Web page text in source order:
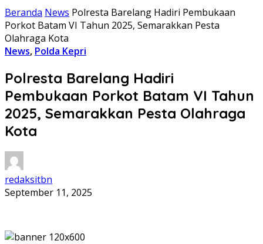
Beranda News Polresta Barelang Hadiri Pembukaan
Porkot Batam VI Tahun 2025, Semarakkan Pesta
Olahraga Kota
News, Polda Kepri
Polresta Barelang Hadiri
Pembukaan Porkot Batam VI Tahun
2025, Semarakkan Pesta Olahraga
Kota
redaksitbn
September 11, 2025